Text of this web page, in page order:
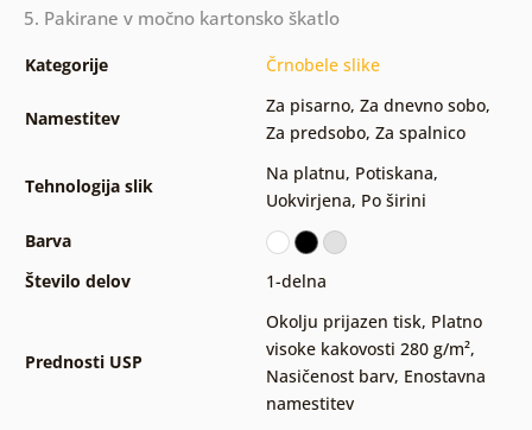
5. Pakirane v močno kartonsko škatlo
Kategorije Črnobele slike
Namestitev
Za pisarno, Za dnevno sobo,
Za predsobo, Za spalnico
Tehnologija slik
Na platnu, Potiskana,
Uokvirjena, Po širini
Barva
Število delov
1-delna
Prednosti USP
Okolju prijazen tisk, Platno
visoke kakovosti 280 g/m²,
Nasičenost barv, Enostavna
namestitev